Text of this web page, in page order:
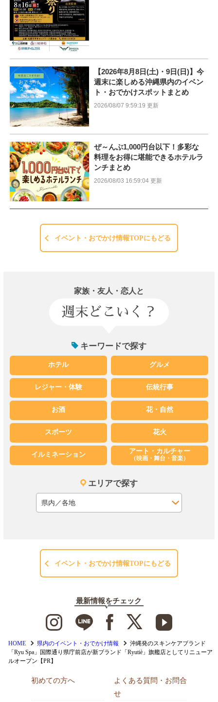
【2026年8月8日(土)・9日(日)】今
週末に楽しめる沖縄県内のイベン
ト・おでかけスポットまとめ
2026/08/07 9:59:19 更新
ぜ～んぶ1,000円台以下！多彩な
料理をお得に堪能できるホテルラ
ンチまとめ
2026/08/03 16:59:04 更新
イベント・おでかけ情報TOPにもどる
家族・友人・恋人と
週末どこいく？
キーワードで探す
ホテル グルメ
レジャー・体験 伝統行事
お酒 花・自然
スポーツ 花火
イルミネーション アート・カルチャー
（映画・舞台・音楽）
エリアで探す
イベント・おでかけ情報TOPにもどる
最新情報をチェック
HOME 県内のイベント・おでかけ情報
沖縄発のスキンケアブランド
「Ryu Spa」国際通り県庁前店が新ブランド「Ryutiè」旗艦店としてリニューア
ルオープン【PR】
初めての方へ
よくある質問・お問合
せ